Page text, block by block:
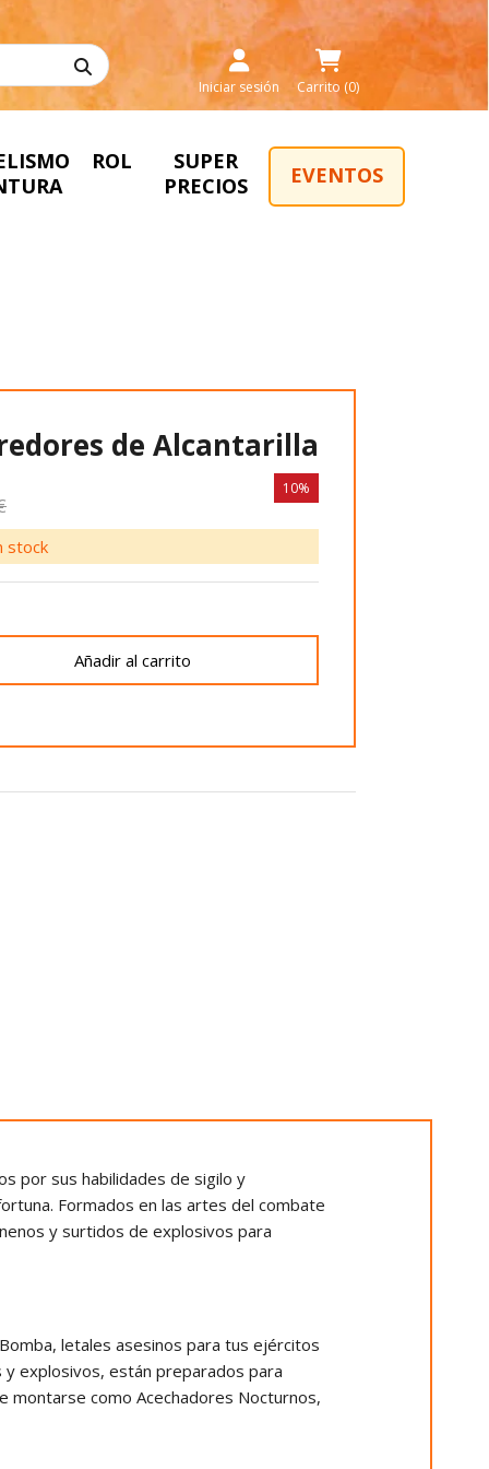
Iniciar sesión Carrito (0)
ROL
SUPER
PRECIOS
EVENTOS
de Alcantarilla
10%
stock
Añadir al carrito
por sus habilidades de sigilo y
Formados en las artes del combate
y surtidos de explosivos para
letales asesinos para tus ejércitos
y explosivos, están preparados para
montarse como Acechadores Nocturnos,